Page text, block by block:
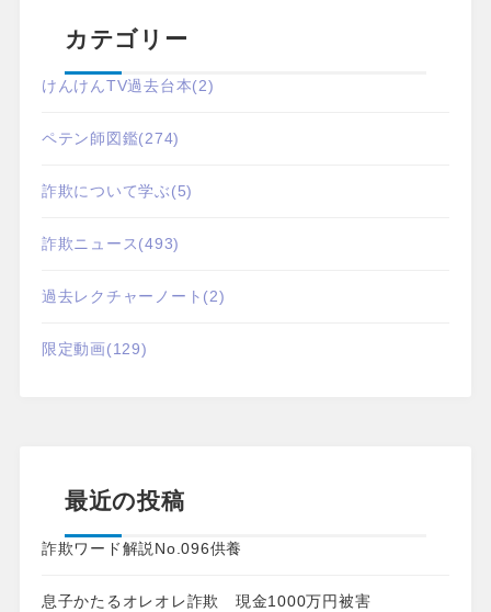
カテゴリー
けんけんTV過去台本(2)
ペテン師図鑑(274)
詐欺について学ぶ(5)
詐欺ニュース(493)
過去レクチャーノート (2)
限定動画(129)
最近の投稿
詐欺ワード解説No.096供養
息子かたるオレオレ詐欺 現金1000万円被害